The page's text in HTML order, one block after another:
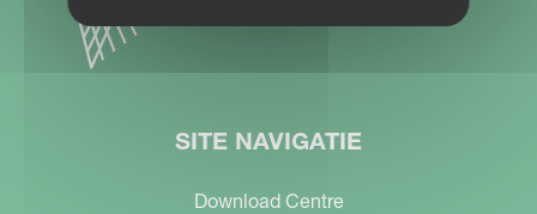
SITE NAVIGATIE
Download Centre